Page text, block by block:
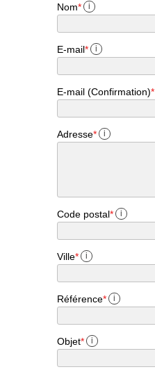
Nom* i
E-mail* i
E-mail (Confirmation)*
Adresse* i
Code postal* i
Ville* i
Référence* i
Objet* i